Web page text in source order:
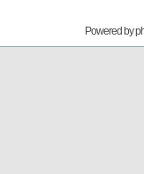
Powered by